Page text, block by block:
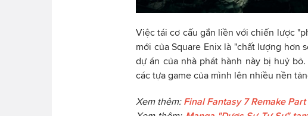
Việc tái cơ cấu gắn liền với chiến lược
mới của Square Enix là "chất lượng hơn
dự án của nhà phát hành này bị huỷ
các tựa game của mình lên nhiều nền
Xem thêm: Final Fantasy 7 Remake